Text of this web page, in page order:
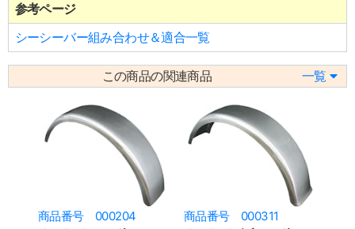
参考ページ
シーシーバー組み合わせ＆適合一覧
この商品の関連商品 一覧
商品番号 000204 商品番号 000311